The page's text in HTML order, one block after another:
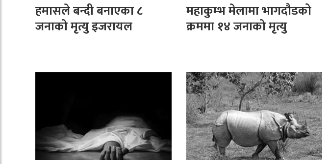
हमासले बन्दी बनाएका ८
जनाको मृत्यु इजरायल
महाकुम्भ मेलामा भागदौडको
क्रममा १४ जनाको मृत्यु